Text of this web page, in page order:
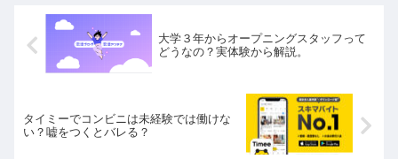
大学３年からオープニングスタッフって
どうなの？実体験から解説。
タイミーでコンビニは未経験では働けな
い？嘘をつくとバレる？